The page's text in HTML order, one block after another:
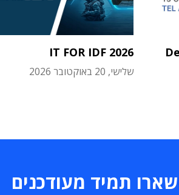
IT FOR IDF 2026
שלישי, 20 באוקטובר 2026
תמיד מעודכנים